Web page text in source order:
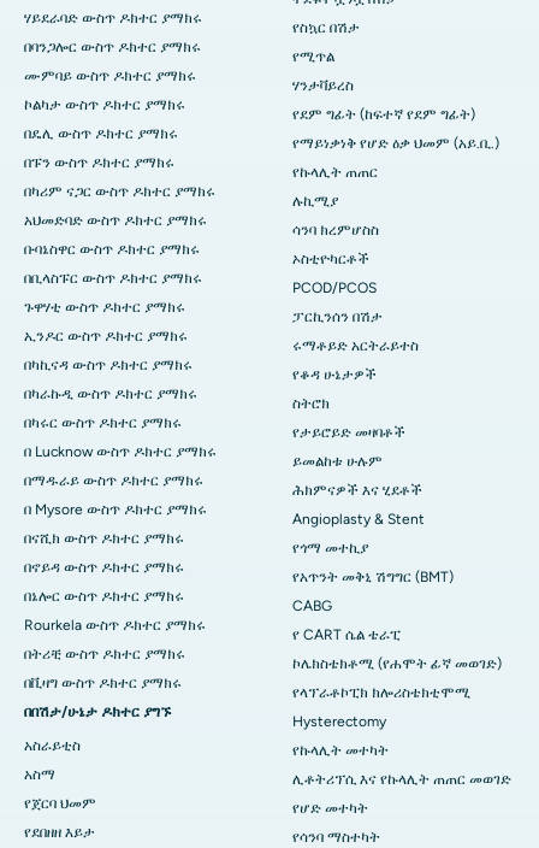
ሃይደራባድ ውስጥ ዶክተር ያማክሩ
በባንጋሎር ውስጥ ዶክተር ያማክሩ
ሙምባይ ውስጥ ዶክተር ያማክሩ
ኮልካታ ውስጥ ዶክተር ያማክሩ
በዴሊ ውስጥ ዶክተር ያማክሩ
በፑን ውስጥ ዶክተር ያማክሩ
በካሪም ናጋር ውስጥ ዶክተር ያማክሩ
አህመድባድ ውስጥ ዶክተር ያማክሩ
ቡባኔስዋር ውስጥ ዶክተር ያማክሩ
በቢላስፑር ውስጥ ዶክተር ያማክሩ
ጉዋሃቲ ውስጥ ዶክተር ያማክሩ
ኢንዶር ውስጥ ዶክተር ያማክሩ
በካኪናዳ ውስጥ ዶክተር ያማክሩ
በካራኩዲ ውስጥ ዶክተር ያማክሩ
በካሩር ውስጥ ዶክተር ያማክሩ
በ Lucknow ውስጥ ዶክተር ያማክሩ
በማዱራይ ውስጥ ዶክተር ያማክሩ
በ Mysore ውስጥ ዶክተር ያማክሩ
በናሺክ ውስጥ ዶክተር ያማክሩ
በኖይዳ ውስጥ ዶክተር ያማክሩ
በኔሎር ውስጥ ዶክተር ያማክሩ
Rourkela ውስጥ ዶክተር ያማክሩ
በትሪቺ ውስጥ ዶክተር ያማክሩ
በቪዛግ ውስጥ ዶክተር ያማክሩ
በበሽታ/ሁኔታ ዶክተር ያግኙ
አስራይቲስ
አስማ
የጀርባ ህመም
የደበዘዘ እይታ
የስኳር በሽታ
የሚጥል
ሃንታቫይረስ
የደም ግፊት (ከፍተኛ የደም ግፊት)
የማይነቃነቅ የሆድ ዕቃ ህመም (አይ.ቢ.)
የኩላሊት ጠጠር
ሉኪሚያ
ሳንባ ክረምሆስስ
ኦስቲዮካርቶች
PCOD/PCOS
ፓርኪንሰን በሽታ
ሩማቶይድ አርትራይተስ
የቆዳ ሁኔታዎች
ስትሮክ
የታይሮይድ መዛባቶች
ይመልከቱ ሁሉም
ሕክምናዎች እና ሂደቶች
Angioplasty & Stent
የጎማ መተኪያ
የአጥንት መቅኒ ሽግግር (BMT)
CABG
የ CART ሴል ቴራፒ
ኮሌክስቴክቶሚ (የሐሞት ፊኛ መወገድ)
የላፕራቶኮፒክ ክሎሪስቴክቲሞሚ
Hysterectomy
የኩላሊት መተካት
ሊቶትሪፕሲ እና የኩላሊት ጠጠር መወገድ
የሆድ መተካት
የሳንባ ማስተካት